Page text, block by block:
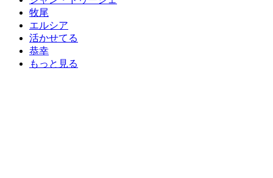
牧尾
エルシア
活かせてる
恭幸
もっと見る